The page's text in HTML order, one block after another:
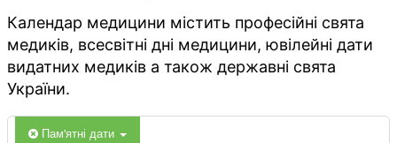
Календар медицини містить професійні свята
медиків, всесвітні дні медицини, ювілейні дати
видатних медиків а також державні свята
України.
Пам'ятні дати